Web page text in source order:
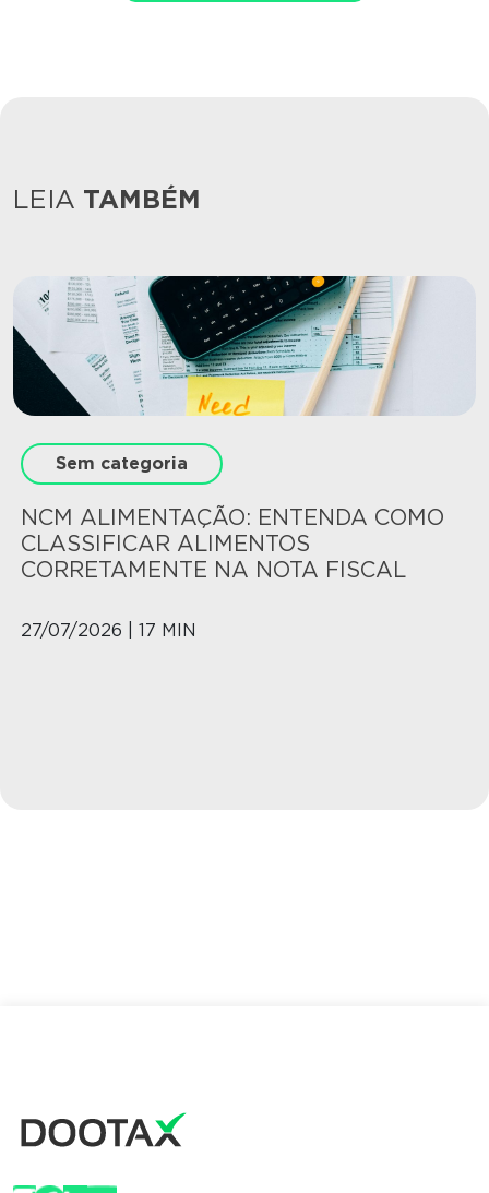
LEIA TAMBÉM
Sem categoria
NCM ALIMENTAÇÃO: ENTENDA COMO
CLASSIFICAR ALIMENTOS
CORRETAMENTE NA NOTA FISCAL
27/07/2026 | 17 MIN